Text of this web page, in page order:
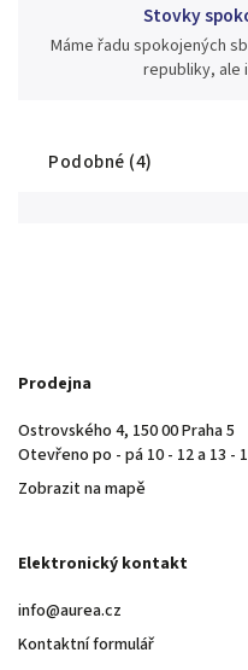
Stovky
Máme řadu spokojených
republiky, ale
Podobné (4)
Prodejna
Ostrovského 4, 150 00 Praha 5
Otevřeno po - pá 10 - 12 a 13 -
Zobrazit na mapě
Elektronický kontakt
info@aurea.cz
Kontaktní formulář